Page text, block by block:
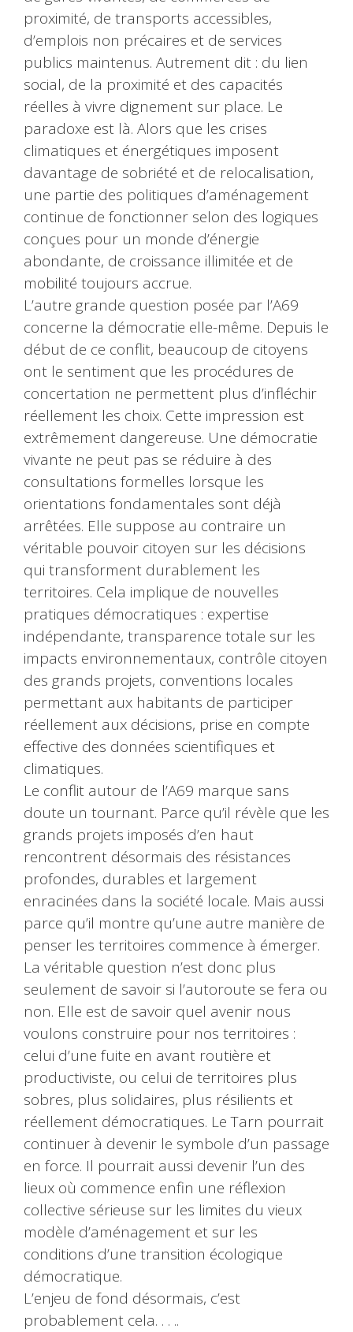
proximité, de transports accessibles,
d’emplois non précaires et de services
publics maintenus. Autrement dit : du lien
social, de la proximité et des capacités
réelles à vivre dignement sur place. Le
paradoxe est là. Alors que les crises
climatiques et énergétiques imposent
davantage de sobriété et de relocalisation,
une partie des politiques d’aménagement
continue de fonctionner selon des logiques
conçues pour un monde d’énergie
abondante, de croissance illimitée et de
mobilité toujours accrue.
L’autre grande question posée par l’A69
concerne la démocratie elle-même. Depuis le
début de ce conflit, beaucoup de citoyens
ont le sentiment que les procédures de
concertation ne permettent plus d’infléchir
réellement les choix. Cette impression est
extrêmement dangereuse. Une démocratie
vivante ne peut pas se réduire à des
consultations formelles lorsque les
orientations fondamentales sont déjà
arrêtées. Elle suppose au contraire un
véritable pouvoir citoyen sur les décisions
qui transforment durablement les
territoires. Cela implique de nouvelles
pratiques démocratiques : expertise
indépendante, transparence totale sur les
impacts environnementaux, contrôle citoyen
des grands projets, conventions locales
permettant aux habitants de participer
réellement aux décisions, prise en compte
effective des données scientifiques et
climatiques.
Le conflit autour de l’A69 marque sans
doute un tournant. Parce qu’il révèle que les
grands projets imposés d’en haut
rencontrent désormais des résistances
profondes, durables et largement
enracinées dans la société locale. Mais aussi
parce qu’il montre qu’une autre manière de
penser les territoires commence à émerger.
La véritable question n’est donc plus
seulement de savoir si l’autoroute se fera ou
non. Elle est de savoir quel avenir nous
voulons construire pour nos territoires :
celui d’une fuite en avant routière et
productiviste, ou celui de territoires plus
sobres, plus solidaires, plus résilients et
réellement démocratiques. Le Tarn pourrait
continuer à devenir le symbole d’un passage
en force. Il pourrait aussi devenir l’un des
lieux où commence enfin une réflexion
collective sérieuse sur les limites du vieux
modèle d’aménagement et sur les
conditions d’une transition écologique
démocratique.
L’enjeu de fond désormais, c’est
probablement cela. . . ..